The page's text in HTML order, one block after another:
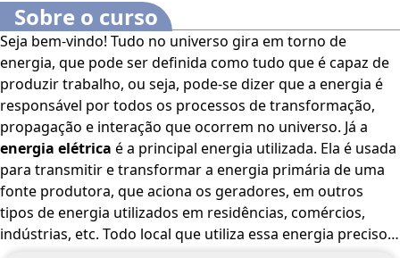
Sobre o curso
Seja bem-vindo! Tudo no universo gira em torno de
energia, que pode ser definida como tudo que é capaz de
produzir trabalho, ou seja, pode-se dizer que a energia é
responsável por todos os processos de transformação,
propagação e interação que ocorrem no universo. Já a
energia elétrica é a principal energia utilizada. Ela é usada
para transmitir e transformar a energia primária de uma
fonte produtora, que aciona os geradores, em outros
tipos de energia utilizados em residências, comércios,
indústrias, etc. Todo local que utiliza essa energia precisou,